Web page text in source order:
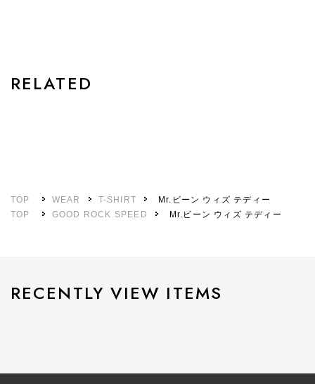
RELATED
TOP WEAR T-SHIRT
Mr.ビーン ウィズ テディー
TOP
GOOD ROCK SPEED Mr.ビーン ウィズ テディー
RECENTLY VIEW ITEMS